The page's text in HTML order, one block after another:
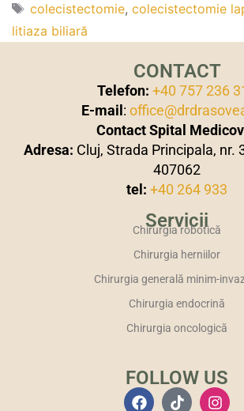
colecistectomie, colecistectomie
litiaza biliară
CONTACT
Telefon: +40 757 236
E-mail :
Contact Spital
Adresa: Cluj, Strada Principala, nr.
407062
tel: +40 264 933
Servicii
Chirurgia robotică
Chirurgia herniilor
Chirurgia generală minim-
Chirurgia endocrină
Chirurgia oncologică
FOLLOW US